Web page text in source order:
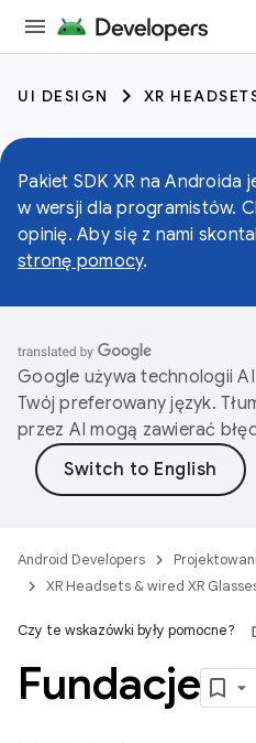
UI DESIGN XR
Pakiet SDK XR na Androida
w wersji dla programistów.
opinię. Aby się z nami
stronę pomocy.
Google używa technologii
Twój preferowany język.
przez AI mogą zawierać
Android Developers
XR Headsets & wired XR
Czy te wskazówki były pomocne?
Fundacje